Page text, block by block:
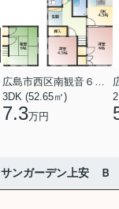
広島市西区南観音６丁目
3DK (52.65㎡)
7.3万円
サンガーデン上安 Ｂ